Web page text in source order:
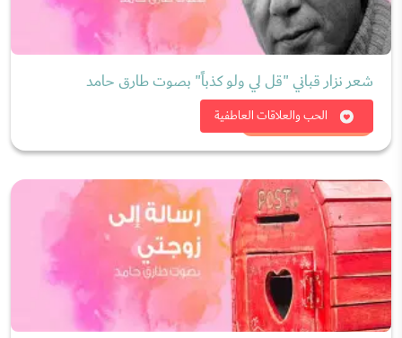
الحب والعلاقات العاطفية
شعر نزار قباني "قل لي ولو كذباً" بصوت طارق حامد
شاهد الان